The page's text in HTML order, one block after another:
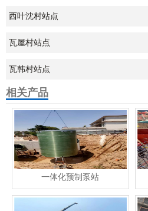
西叶沈村站点
瓦屋村站点
瓦韩村站点
相关产品
一体化预制泵站